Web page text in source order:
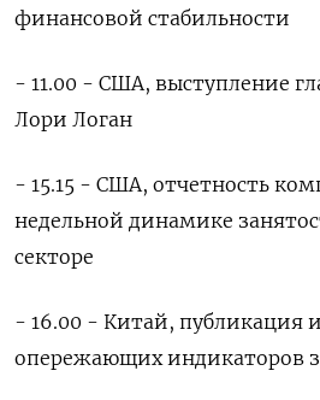
финансовой стабильности
- 11.00 - ​США, выступление
Лори Логан
- 15.15 - США, отчетность
недельной динамике
секторе
- 16.00 - Китай, публикация
опережающих индикаторов